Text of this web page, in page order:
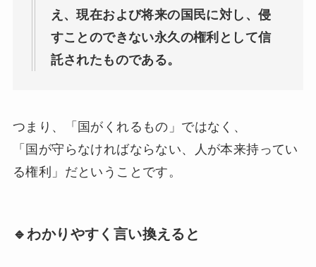
え、現在および将来の国民に対し、侵
すことのできない永久の権利として信
託されたものである。
つまり、「国がくれるもの」ではなく、
「国が守らなければならない、人が本来持ってい
る権利」だということです。
🔹わかりやすく言い換えると